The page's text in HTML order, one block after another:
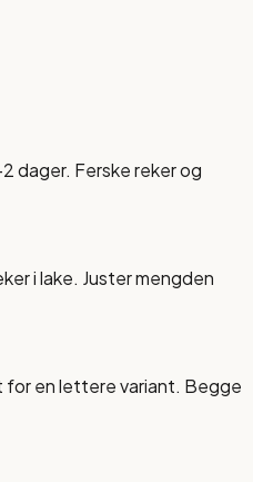
dager. Ferske reker og
i lake. Juster mengden
for en lettere variant. Begge